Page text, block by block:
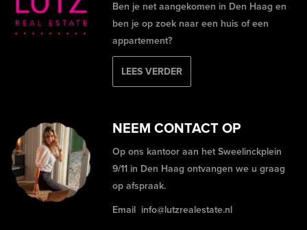
Ben je net aangekomen in Den Haag en
ben je op zoek naar een huis of een
appartement?
LEES VERDER
NEEM CONTACT OP
Op ons kantoor aan het Sweelinckplein
9/11 in Den Haag ontvangen we u graag
op afspraak.
Email info@lutzrealestate.nl